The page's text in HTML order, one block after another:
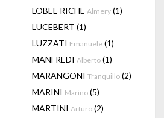
LOBEL-RICHE Almery (1)
LUCEBERT (1)
LUZZATI Emanuele (1)
MANFREDI Alberto (1)
MARANGONI Tranquillo (2)
MARINI Marino (5)
MARTINI Arturo (2)